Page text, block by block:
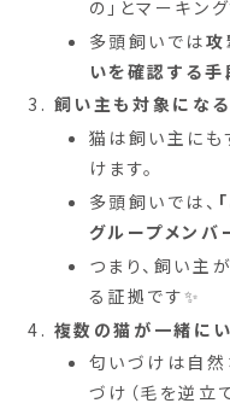
の」とマーキン
多頭飼いでは攻
いを確認する手
飼い主も対象になる
猫は飼い主にも
けます。
多頭飼いでは、
グループメンバ
つまり、飼い主
る証拠です✨
複数の猫が一緒に
匂いづけは自然
づけ（毛を逆立